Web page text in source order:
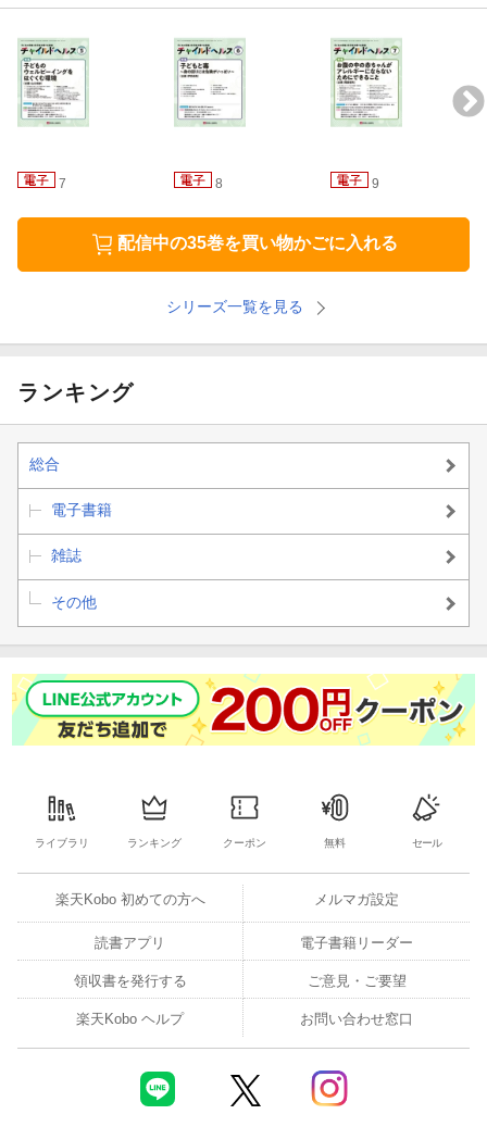
7 8 9
配信中の35巻を買い物かごに入れる
シリーズ一覧を見る
ランキング
総合
電子書籍
雑誌
その他
ライブラリ ランキング クーポン 無料 セール
楽天Kobo 初めての方へ メルマガ設定
読書アプリ 電子書籍リーダー
領収書を発行する ご意見・ご要望
楽天Kobo ヘルプ お問い合わせ窓口